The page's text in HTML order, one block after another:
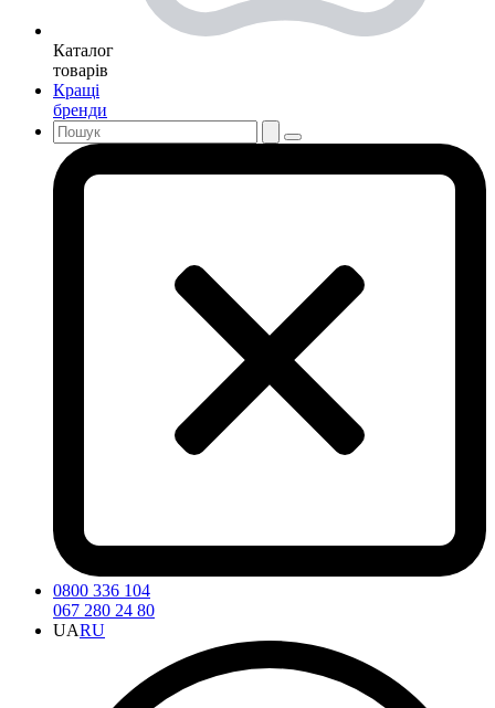
Каталог
товарів
Кращі
бренди
0800 336 104
067 280 24 80
UARU